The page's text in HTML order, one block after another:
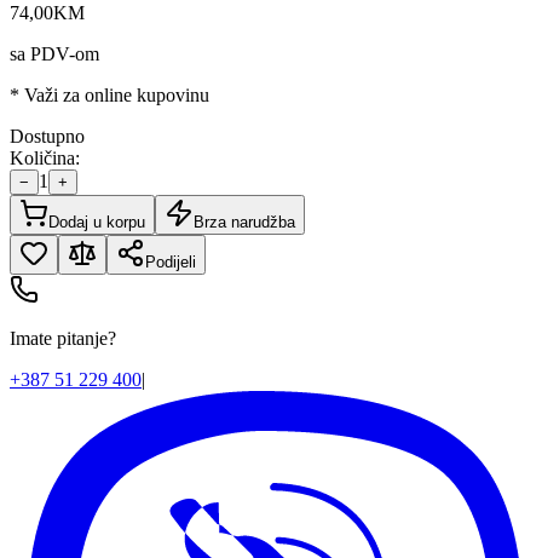
74,00KM
sa PDV-om
* Važi za online kupovinu
Dostupno
Količina:
− 1 +
Dodaj u korpu Brza narudžba
Podijeli
Imate pitanje?
+387 51 229 400|